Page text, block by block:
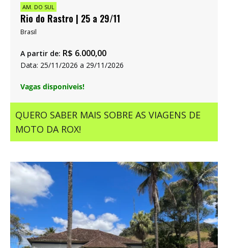
AM. DO SUL
Rio do Rastro | 25 a 29/11
Brasil
A partir de: R$ 6.000,00
Data: 25/11/2026 a 29/11/2026
Vagas disponiveis!
QUERO SABER MAIS SOBRE AS VIAGENS DE
MOTO DA ROX!